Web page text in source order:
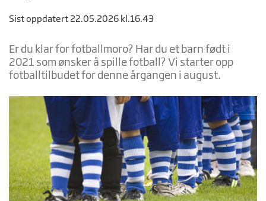
Sist oppdatert 22.05.2026 kl.16.43
Er du klar for fotballmoro? Har du et barn født i
2021 som ønsker å spille fotball? Vi starter opp
fotballtilbudet for denne årgangen i august.